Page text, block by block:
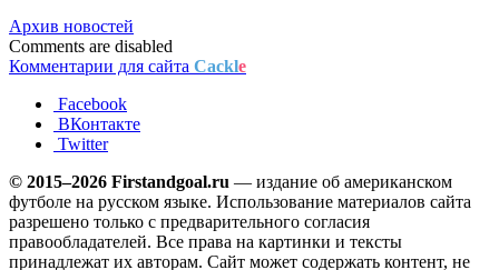
Архив новостей
Comments are disabled
Комментарии для сайта Cackle
Facebook
ВКонтакте
Twitter
© 2015–2026 Firstandgoal.ru — издание об американском
футболе на русском языке. Использование материалов cайта
разрешено только с предварительного согласия
правообладателей. Все права на картинки и тексты
принадлежат их авторам. Сайт может содержать контент, не